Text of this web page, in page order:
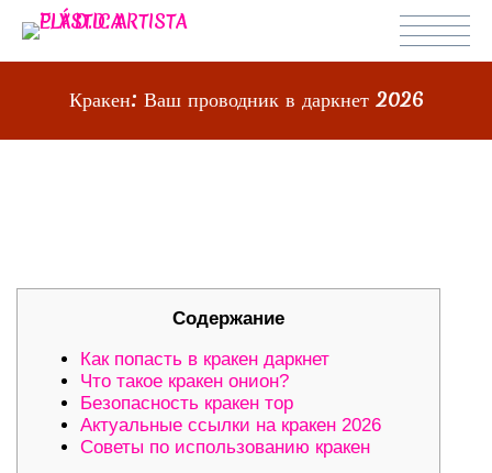
Кракен: Ваш проводник в даркнет 2026
Содержание
Как попасть в кракен даркнет
Что такое кракен онион?
Безопасность кракен тор
Актуальные ссылки на кракен 2026
Советы по использованию кракен